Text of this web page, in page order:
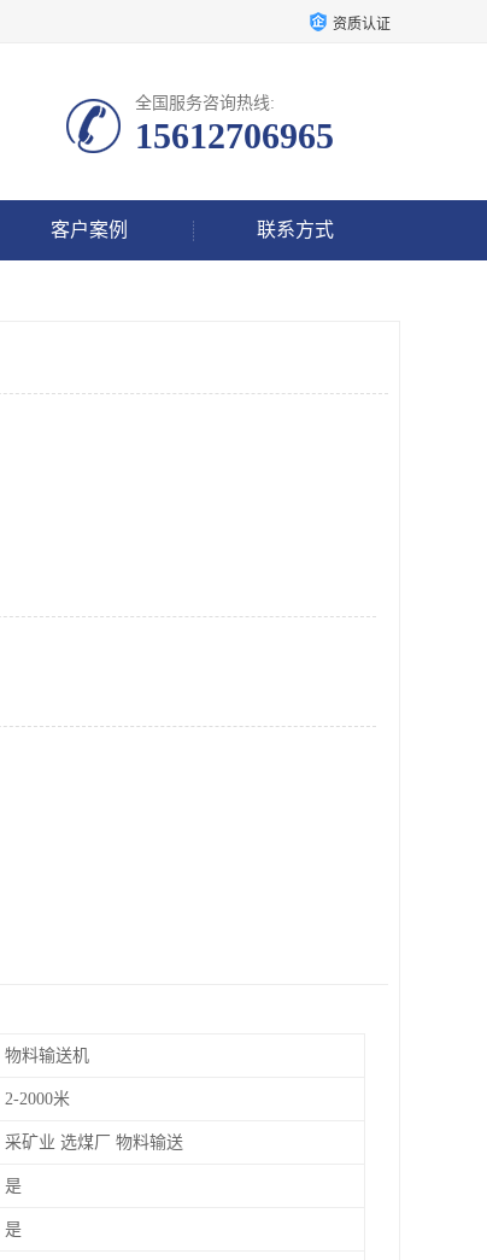
资质认证
全国服务咨询热线:
15612706965
客户案例 联系方式
物料输送机
2-2000米
采矿业 选煤厂 物料输送
是
是